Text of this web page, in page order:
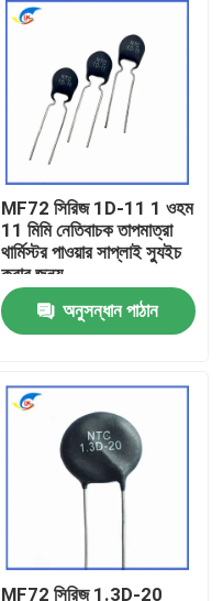
MF72 সিরিজ 1D-11 1 ওহম
11 মিমি নেতিবাচক তাপমাত্রা
থার্মিস্টর পাওয়ার সাপ্লাই স্যুইচ
করার জন্য
অনুসন্ধান পাঠান
MF72 সিরিজ 1.3D-20